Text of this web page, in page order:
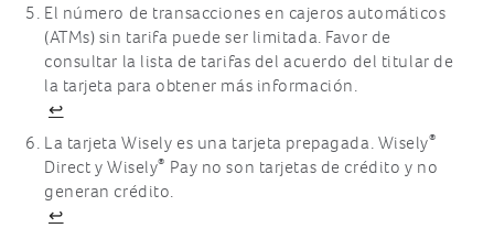
El número de transacciones en cajeros automáticos
(ATMs) sin tarifa puede ser limitada. Favor de
consultar la lista de tarifas del acuerdo del titular de
la tarjeta para obtener más información.
↩
La tarjeta Wisely es una tarjeta prepagada. Wisely®
Direct y Wisely® Pay no son tarjetas de crédito y no
generan crédito.
↩